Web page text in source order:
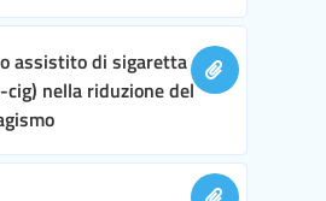
assistito di sigaretta
nella riduzione del